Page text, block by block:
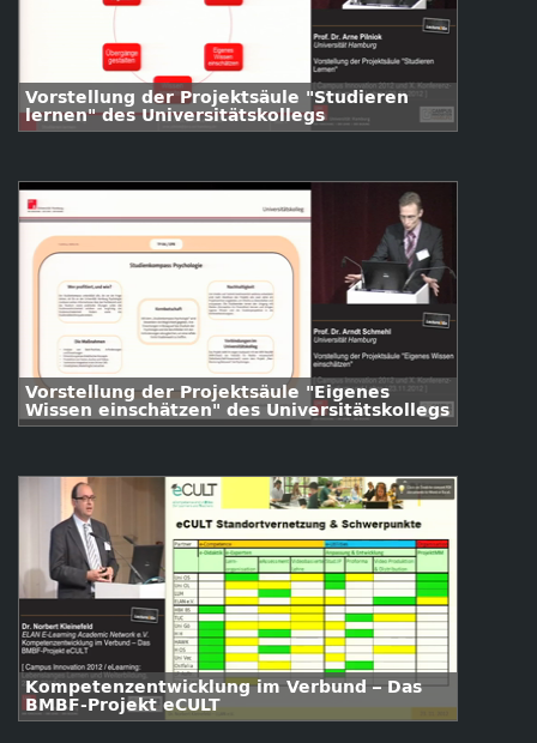
Vorstellung der Projektsäule "Studieren
lernen" des Universitätskollegs
Vorstellung der Projektsäule "Eigenes
Wissen einschätzen" des Universitätskollegs
Kompetenzentwicklung im Verbund – Das
BMBF-Projekt eCULT